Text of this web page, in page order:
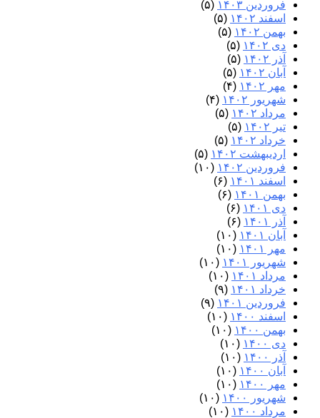
فروردین ۱۴۰۳
(۵)
اسفند ۱۴۰۲
(۵)
بهمن ۱۴۰۲
(۵)
دی ۱۴۰۲
(۵)
آذر ۱۴۰۲
(۵)
آبان ۱۴۰۲
(۵)
مهر ۱۴۰۲
(۴)
شهریور ۱۴۰۲
(۴)
مرداد ۱۴۰۲
(۵)
تیر ۱۴۰۲
(۵)
خرداد ۱۴۰۲
(۵)
اردیبهشت ۱۴۰۲
(۵)
فروردین ۱۴۰۲
(۱۰)
اسفند ۱۴۰۱
(۶)
بهمن ۱۴۰۱
(۶)
دی ۱۴۰۱
(۶)
آذر ۱۴۰۱
(۶)
آبان ۱۴۰۱
(۱۰)
مهر ۱۴۰۱
(۱۰)
شهریور ۱۴۰۱
(۱۰)
مرداد ۱۴۰۱
(۱۰)
خرداد ۱۴۰۱
(۹)
فروردین ۱۴۰۱
(۹)
اسفند ۱۴۰۰
(۱۰)
بهمن ۱۴۰۰
(۱۰)
دی ۱۴۰۰
(۱۰)
آذر ۱۴۰۰
(۱۰)
آبان ۱۴۰۰
(۱۰)
مهر ۱۴۰۰
(۱۰)
شهریور ۱۴۰۰
(۱۰)
مرداد ۱۴۰۰
(۱۰)